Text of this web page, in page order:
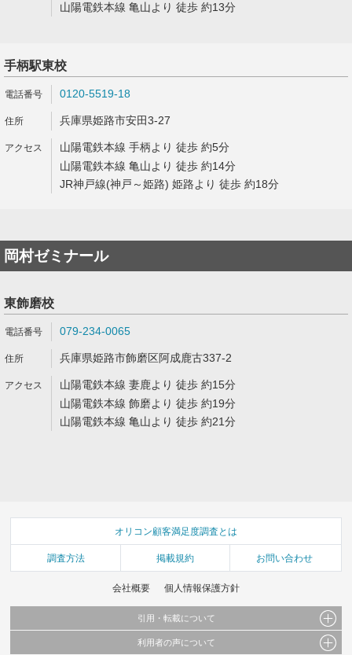
山陽電鉄本線 亀山より 徒歩 約13分
手柄駅東校
0120-5519-18
兵庫県姫路市安田3-27
山陽電鉄本線 手柄より 徒歩 約5分
山陽電鉄本線 亀山より 徒歩 約14分
JR神戸線(神戸～姫路) 姫路より 徒歩 約18分
岡村ゼミナール
東飾磨校
079-234-0065
兵庫県姫路市飾磨区阿成鹿古337-2
山陽電鉄本線 妻鹿より 徒歩 約15分
山陽電鉄本線 飾磨より 徒歩 約19分
山陽電鉄本線 亀山より 徒歩 約21分
オリコン顧客満足度調査とは
調査方法 掲載規約 お問い合わせ
会社概要 個人情報保護方針
引用・転載について
当サイトで公開されている情報（文字、写真、イラスト、画像データ等）及びこれらの配
利用者の声について